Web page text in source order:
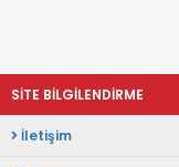
SİTE BİLGİLENDİRME
İletişim